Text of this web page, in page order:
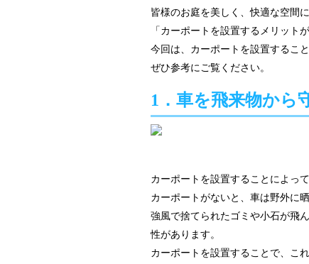
皆様のお庭を美しく、快適な空間
「カーポートを設置するメリット
今回は、カーポートを設置するこ
ぜひ参考にご覧ください。
1．車を飛来物から
カーポートを設置することによっ
カーポートがないと、車は野外に
強風で捨てられたゴミや小石が飛
性があります。
カーポートを設置することで、こ